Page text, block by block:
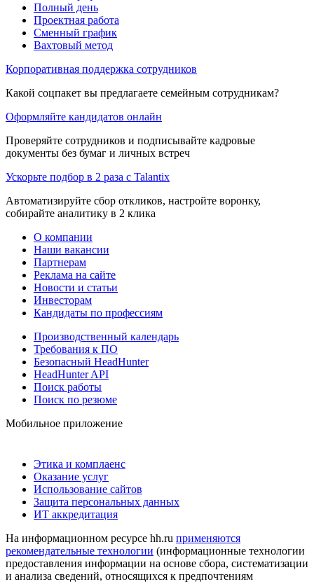
Полный день
Проектная работа
Сменный график
Вахтовый метод
Корпоративная поддержка сотрудников
Какой соцпакет вы предлагаете семейным сотрудникам?
Оформляйте кандидатов онлайн
Проверяйте сотрудников и подписывайте кадровые
документы без бумаг и личных встреч
Ускорьте подбор в 2 раза с Talantix
Автоматизируйте сбор откликов, настройте воронку,
собирайте аналитику в 2 клика
О компании
Наши вакансии
Партнерам
Реклама на сайте
Новости и статьи
Инвесторам
Кандидаты по профессиям
Производственный календарь
Требования к ПО
Безопасный HeadHunter
HeadHunter API
Поиск работы
Поиск по резюме
Мобильное приложение
Этика и комплаенс
Оказание услуг
Использование сайтов
Защита персональных данных
ИТ аккредитация
На информационном ресурсе hh.ru применяются
рекомендательные технологии (информационные технологии
предоставления информации на основе сбора, систематизации
и анализа сведений, относящихся к предпочтениям